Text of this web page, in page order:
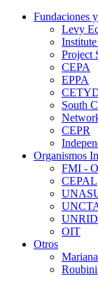
Fundaciones
Levy
Project
CEPA
EPPA
South
CEPR
Organismos
FMI -
CEPAL
OIT
Otros